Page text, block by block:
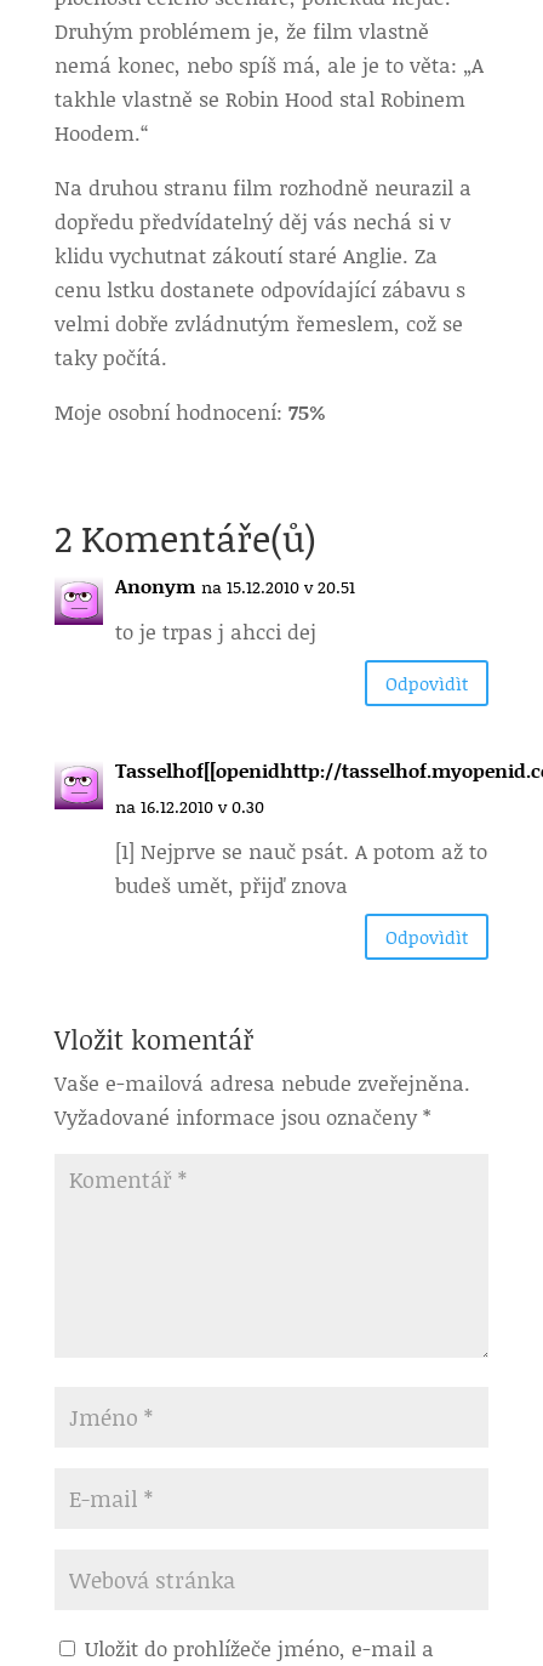
Druhým problémem je, že film vlastně
nemá konec, nebo spíš má, ale je to věta: „A
takhle vlastně se Robin Hood stal Robinem
Hoodem.“
Na druhou stranu film rozhodně neurazil a
dopředu předvídatelný děj vás nechá si v
klidu vychutnat zákoutí staré Anglie. Za
cenu lstku dostanete odpovídající zábavu s
velmi dobře zvládnutým řemeslem, což se
taky počítá.
Moje osobní hodnocení: 75%
2 Komentáře(ů)
Anonym na 15.12.2010 v 20.51
to je trpas j ahcci dej
Odpovìdìt
Tasselhof[[openidhttp://
na 16.12.2010 v 0.30
[1] Nejprve se nauč psát. A potom až to
budeš umět, přijď znova
Odpovìdìt
Vložit komentář
Vaše e-mailová adresa nebude zveřejněna.
Vyžadované informace jsou označeny*
Uložit do prohlížeče jméno, e-mail a